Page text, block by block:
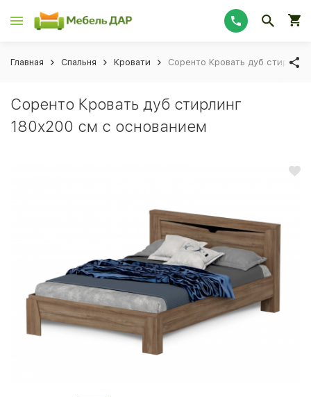
Главная Спальня Кровати Соренто Кровать дуб
Соренто Кровать дуб стирлинг
180x200 см с основанием